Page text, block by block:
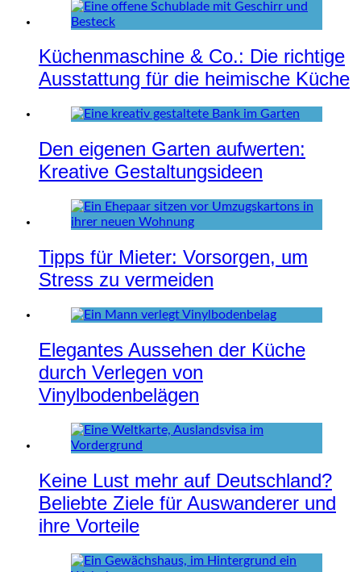
Küchenmaschine & Co.: Die richtige
Ausstattung für die heimische Küche
Den eigenen Garten aufwerten:
Kreative Gestaltungsideen
Tipps für Mieter: Vorsorgen, um
Stress zu vermeiden
Elegantes Aussehen der Küche
durch Verlegen von
Vinylbodenbelägen
Keine Lust mehr auf Deutschland?
Beliebte Ziele für Auswanderer und
ihre Vorteile